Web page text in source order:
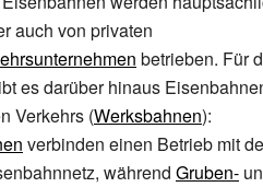
auch von privaten
betrieben. Für
es darüber hinaus
Verkehrs (Werksbahnen):
verbinden einen Betrieb mit
während Gruben-